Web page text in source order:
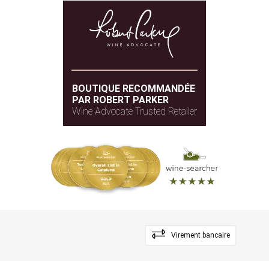
BOUTIQUE RECOMMANDÉE
PAR ROBERT PARKER
Wine Advocate Trusted Retailer
Virement bancaire